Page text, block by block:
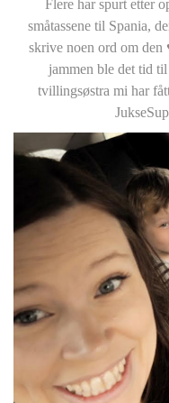
Flere har spurt etter
småtassene til Spania,
skrive noen ord om
jammen ble det tid
tvillingsøstra mi har